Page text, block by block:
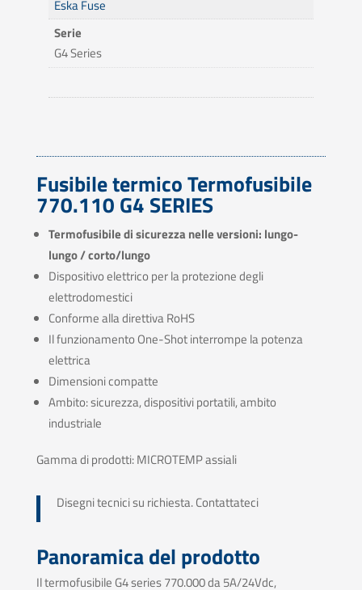
Eska Fuse
Serie
G4 Series
Fusibile termico Termofusibile
770.110 G4 SERIES
Termofusibile di sicurezza nelle versioni: lungo-
lungo / corto/lungo
Dispositivo elettrico per la protezione degli
elettrodomestici
Conforme alla direttiva RoHS
Il funzionamento One-Shot interrompe la potenza
elettrica
Dimensioni compatte
Ambito: sicurezza, dispositivi portatili, ambito
industriale
Gamma di prodotti: MICROTEMP assiali
Disegni tecnici su richiesta. Contattateci
Panoramica del prodotto
Il termofusibile G4 series 770.000 da 5A/24Vdc,